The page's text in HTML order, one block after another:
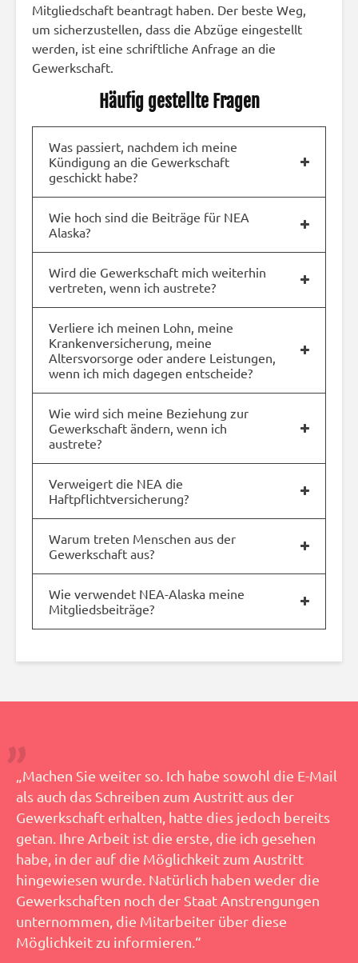
Mitgliedschaft beantragt haben. Der beste Weg,
um sicherzustellen, dass die Abzüge eingestellt
werden, ist eine schriftliche Anfrage an die
Gewerkschaft.
Häufig gestellte Fragen
Was passiert, nachdem ich meine
Kündigung an die Gewerkschaft
geschickt habe?
Wie hoch sind die Beiträge für NEA
Alaska?
Wird die Gewerkschaft mich weiterhin
vertreten, wenn ich austrete?
Verliere ich meinen Lohn, meine
Krankenversicherung, meine
Altersvorsorge oder andere Leistungen,
wenn ich mich dagegen entscheide?
Wie wird sich meine Beziehung zur
Gewerkschaft ändern, wenn ich
austrete?
Verweigert die NEA die
Haftpflichtversicherung?
Warum treten Menschen aus der
Gewerkschaft aus?
Wie verwendet NEA-Alaska meine
Mitgliedsbeiträge?
„Machen Sie weiter so. Ich habe sowohl die E-Mail
als auch das Schreiben zum Austritt aus der
Gewerkschaft erhalten, hatte dies jedoch bereits
getan. Ihre Arbeit ist die erste, die ich gesehen
habe, in der auf die Möglichkeit zum Austritt
hingewiesen wurde. Natürlich haben weder die
Gewerkschaften noch der Staat Anstrengungen
unternommen, die Mitarbeiter über diese
Möglichkeit zu informieren.“